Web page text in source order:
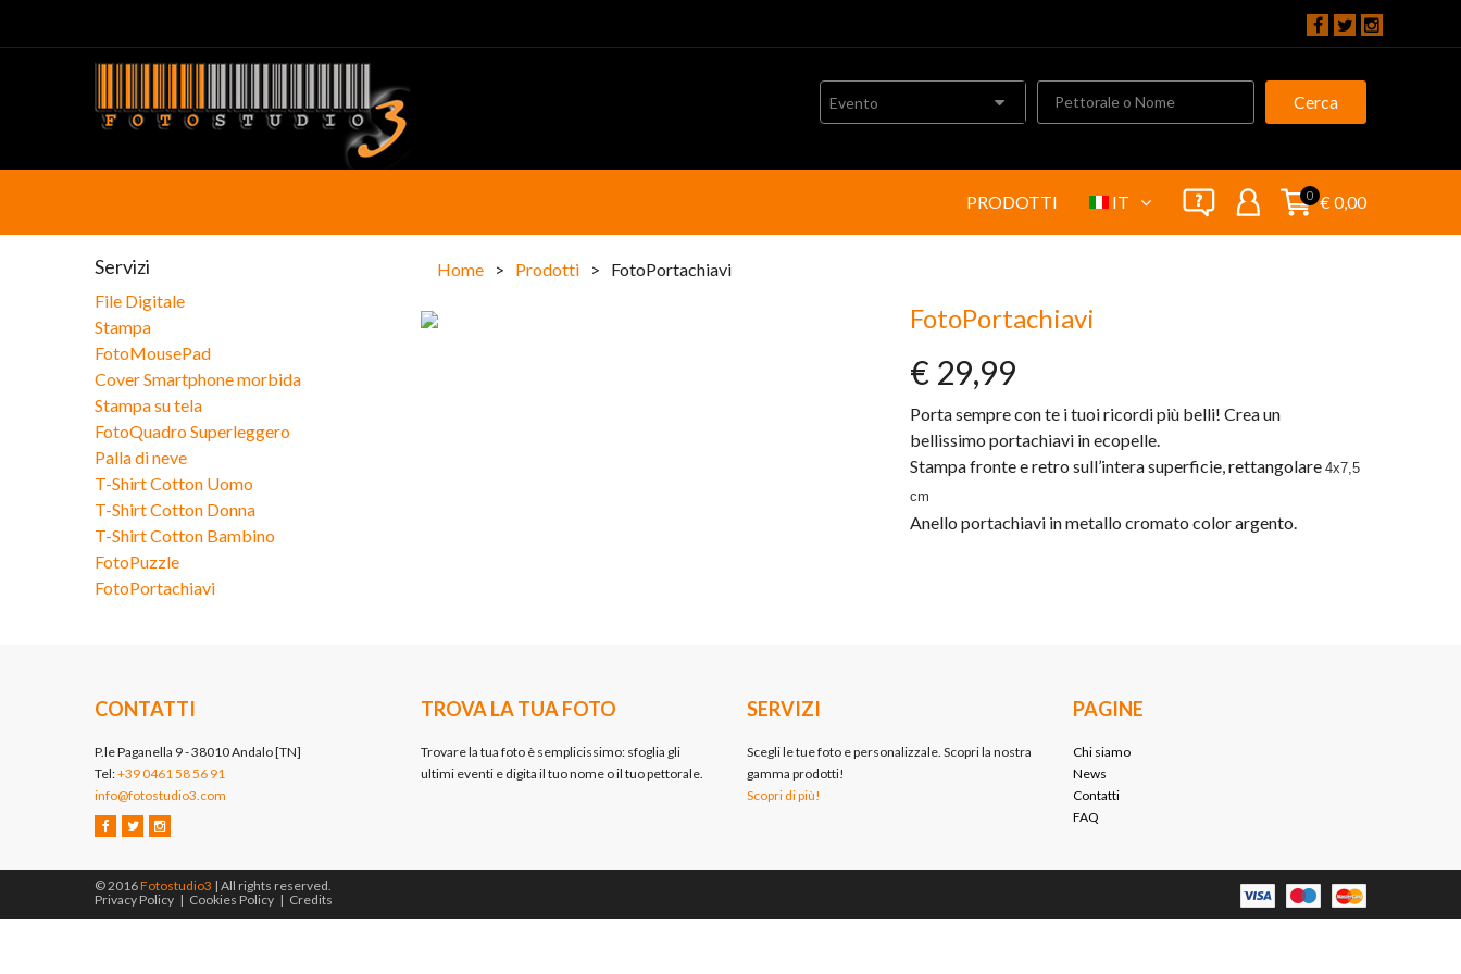
Evento Cerca
PRODOTTI IT 0 € 0,00
Servizi
File Digitale
Stampa
FotoMousePad
Cover Smartphone morbida
Stampa su tela
FotoQuadro Superleggero
Palla di neve
T-Shirt Cotton Uomo
T-Shirt Cotton Donna
T-Shirt Cotton Bambino
FotoPuzzle
FotoPortachiavi
Home > Prodotti > FotoPortachiavi
FotoPortachiavi
€ 29,99
Porta sempre con te i tuoi ricordi più belli! Crea un
bellissimo portachiavi in ecopelle.
Stampa fronte e retro sull’intera superficie, rettangolare 4x7,5
cm
Anello portachiavi in metallo cromato color argento.
CONTATTI
P.le Paganella 9 - 38010 Andalo [TN]
Tel:+39 0461 58 56 91
info@fotostudio3.com
TROVA LA TUA FOTO
Trovare la tua foto è semplicissimo: sfoglia gli
ultimi eventi e digita il tuo nome o il tuo pettorale.
SERVIZI
Scegli le tue foto e personalizzale. Scopri la nostra
gamma prodotti!
Scopri di più!
PAGINE
Chi siamo
News
Contatti
FAQ
© 2016Fotostudio3 | All rights reserved.
Privacy Policy | Cookies Policy | Credits